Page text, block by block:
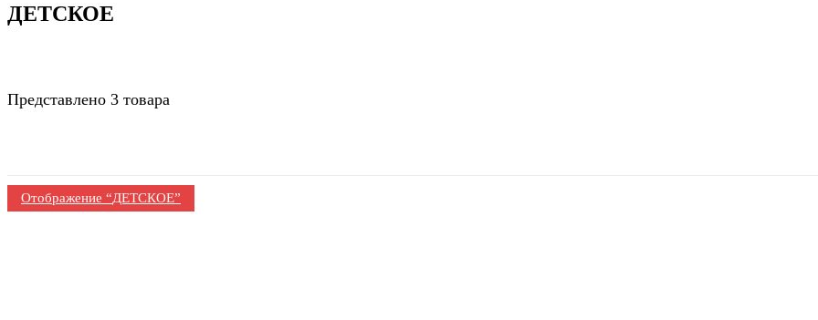
ДЕТСКОЕ
Представлено 3 товара
Отображение “ДЕТСКОЕ”